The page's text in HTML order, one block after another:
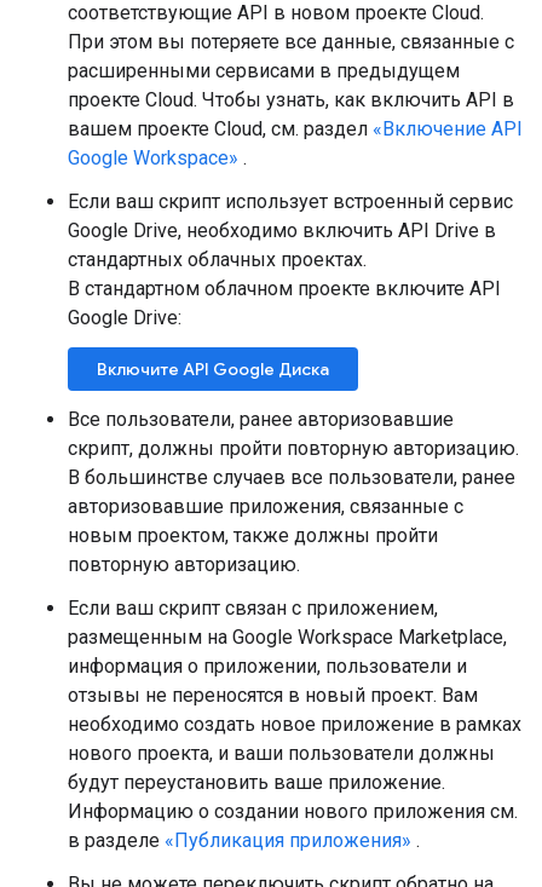
соответствующие API в новом проекте Cloud.
При этом вы потеряете все данные, связанные с
расширенными сервисами в предыдущем
проекте Cloud. Чтобы узнать, как включить API в
вашем проекте Cloud, см. раздел «Включение API
Google Workspace» .
Если ваш скрипт использует встроенный сервис
Google Drive, необходимо включить API Drive в
стандартных облачных проектах.
В стандартном облачном проекте включите API
Google Drive:
Включите API Google Диска
Все пользователи, ранее авторизовавшие
скрипт, должны пройти повторную авторизацию.
В большинстве случаев все пользователи, ранее
авторизовавшие приложения, связанные с
новым проектом, также должны пройти
повторную авторизацию.
Если ваш скрипт связан с приложением,
размещенным на Google Workspace Marketplace,
информация о приложении, пользователи и
отзывы не переносятся в новый проект. Вам
необходимо создать новое приложение в рамках
нового проекта, и ваши пользователи должны
будут переустановить ваше приложение.
Информацию о создании нового приложения см.
в разделе «Публикация приложения» .